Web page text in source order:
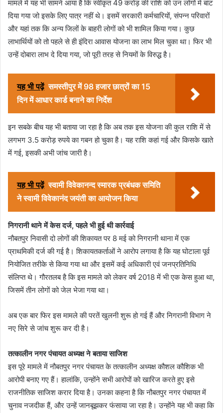
मामले में यह भी सामने आया है कि स्वीकृत 49 करोड़ की राशि को उन लोगों में बांट
दिया गया जो इसके लिए पात्र नहीं थे। इसमें सरकारी कर्मचारियों, संपन्न परिवारों
और यहां तक कि अन्य जिलों के बाहरी लोगों को भी शामिल किया गया। कुछ
लाभार्थियों को तो पहले से ही इंदिरा आवास योजना का लाभ मिल चुका था। फिर भी
उन्हें दोबारा लाभ दे दिया गया, जो पूरी तरह से नियमों के विरुद्ध है।
यह भी पढ़ें समस्तीपुर में 98 हजार छात्रों का 15
दिन में आधार कार्ड बनाने का निर्देश
इन सबके बीच यह भी बताया जा रहा है कि अब तक इस योजना की कुल राशि में से
लगभग 3.5 करोड़ रुपये का गबन हो चुका है। यह राशि कहां गई और किसके खाते
में गई, इसकी अभी जांच जारी है।
यह भी पढ़ें स्वामी विवेकानन्द स्मारक प्रबंधक समिति
ने स्वामी विवेकानंद जयंती का आयोजन किया
निगरानी थाने में केस दर्ज, पहले भी हुई थी कार्रवाई
नौबतपुर निवासी दो लोगों की शिकायत पर 8 मई को निगरानी थाना में एक
प्राथमिकी दर्ज की गई है। शिकायतकर्ताओं ने आरोप लगाया है कि यह घोटाला पूर्व
नियोजित तरीके से किया गया था और इसमें कई अधिकारी एवं जनप्रतिनिधि
संलिप्त थे। गौरतलब है कि इस मामले को लेकर वर्ष 2018 में भी एक केस हुआ था,
जिसमें तीन लोगों को जेल भेजा गया था।
अब एक बार फिर इस मामले की परतें खुलनी शुरू हो गई हैं और निगरानी विभाग ने
नए सिरे से जांच शुरू कर दी है।
तत्कालीन नगर पंचायत अध्यक्ष ने बताया साजिश
इस पूरे मामले में नौबतपुर नगर पंचायत के तत्कालीन अध्यक्ष कौशल कौशिक भी
आरोपी बनाए गए हैं। हालांकि, उन्होंने सभी आरोपों को खारिज करते हुए इसे
राजनीतिक साजिश करार दिया है। उनका कहना है कि नौबतपुर नगर पंचायत में
चुनाव नजदीक हैं, और उन्हें जानबूझकर फंसाया जा रहा है। उन्होंने यह भी कहा कि